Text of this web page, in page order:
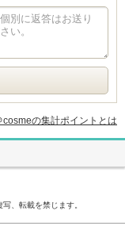
cosmeの集計ポイントとは
、転載を禁じます。